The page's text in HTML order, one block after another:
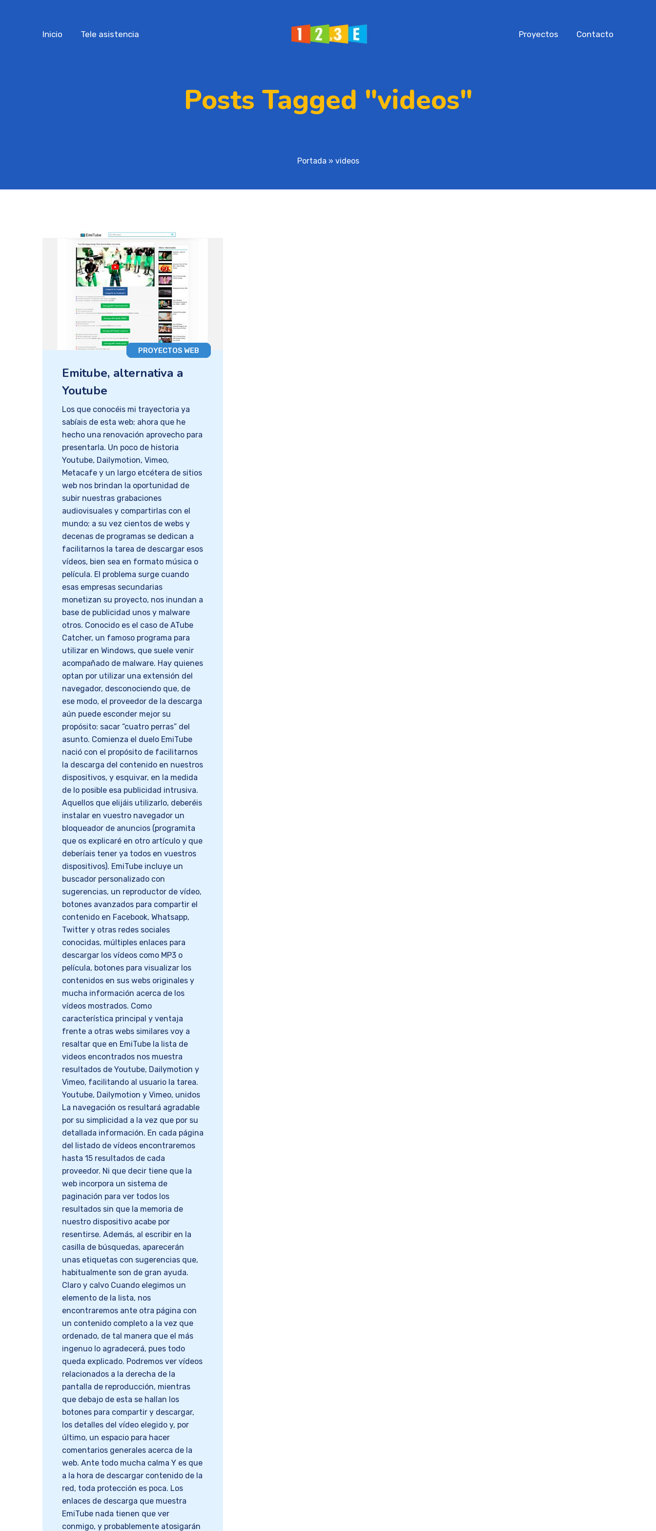
Inicio Tele asistencia Proyectos Contacto
Posts Tagged "videos"
Portada » videos
PROYECTOS WEB
Emitube, alternativa a
Youtube
Los que conocéis mi trayectoria ya
sabíais de esta web; ahora que he
hecho una renovación aprovecho para
presentarla. Un poco de historia
Youtube, Dailymotion, Vimeo,
Metacafe y un largo etcétera de sitios
web nos brindan la oportunidad de
subir nuestras grabaciones
audiovisuales y compartirlas con el
mundo; a su vez cientos de webs y
decenas de programas se dedican a
facilitarnos la tarea de descargar esos
vídeos, bien sea en formato música o
película. El problema surge cuando
esas empresas secundarias
monetizan su proyecto, nos inundan a
base de publicidad unos y malware
otros. Conocido es el caso de ATube
Catcher, un famoso programa para
utilizar en Windows, que suele venir
acompañado de malware. Hay quienes
optan por utilizar una extensión del
navegador, desconociendo que, de
ese modo, el proveedor de la descarga
aún puede esconder mejor su
propósito: sacar “cuatro perras” del
asunto. Comienza el duelo EmiTube
nació con el propósito de facilitarnos
la descarga del contenido en nuestros
dispositivos, y esquivar, en la medida
de lo posible esa publicidad intrusiva.
Aquellos que elijáis utilizarlo, deberéis
instalar en vuestro navegador un
bloqueador de anuncios (programita
que os explicaré en otro artículo y que
deberíais tener ya todos en vuestros
dispositivos). EmiTube incluye un
buscador personalizado con
sugerencias, un reproductor de vídeo,
botones avanzados para compartir el
contenido en Facebook, Whatsapp,
Twitter y otras redes sociales
conocidas, múltiples enlaces para
descargar los vídeos como MP3 o
película, botones para visualizar los
contenidos en sus webs originales y
mucha información acerca de los
vídeos mostrados. Como
característica principal y ventaja
frente a otras webs similares voy a
resaltar que en EmiTube la lista de
videos encontrados nos muestra
resultados de Youtube, Dailymotion y
Vimeo, facilitando al usuario la tarea.
Youtube, Dailymotion y Vimeo, unidos
La navegación os resultará agradable
por su simplicidad a la vez que por su
detallada información. En cada página
del listado de vídeos encontraremos
hasta 15 resultados de cada
proveedor. Ni que decir tiene que la
web incorpora un sistema de
paginación para ver todos los
resultados sin que la memoria de
nuestro dispositivo acabe por
resentirse. Además, al escribir en la
casilla de búsquedas, aparecerán
unas etiquetas con sugerencias que,
habitualmente son de gran ayuda.
Claro y calvo Cuando elegimos un
elemento de la lista, nos
encontraremos ante otra página con
un contenido completo a la vez que
ordenado, de tal manera que el más
ingenuo lo agradecerá, pues todo
queda explicado. Podremos ver vídeos
relacionados a la derecha de la
pantalla de reproducción, mientras
que debajo de esta se hallan los
botones para compartir y descargar,
los detalles del vídeo elegido y, por
último, un espacio para hacer
comentarios generales acerca de la
web. Ante todo mucha calma Y es que
a la hora de descargar contenido de la
red, toda protección es poca. Los
enlaces de descarga que muestra
EmiTube nada tienen que ver
conmigo, y probablemente atosigarán